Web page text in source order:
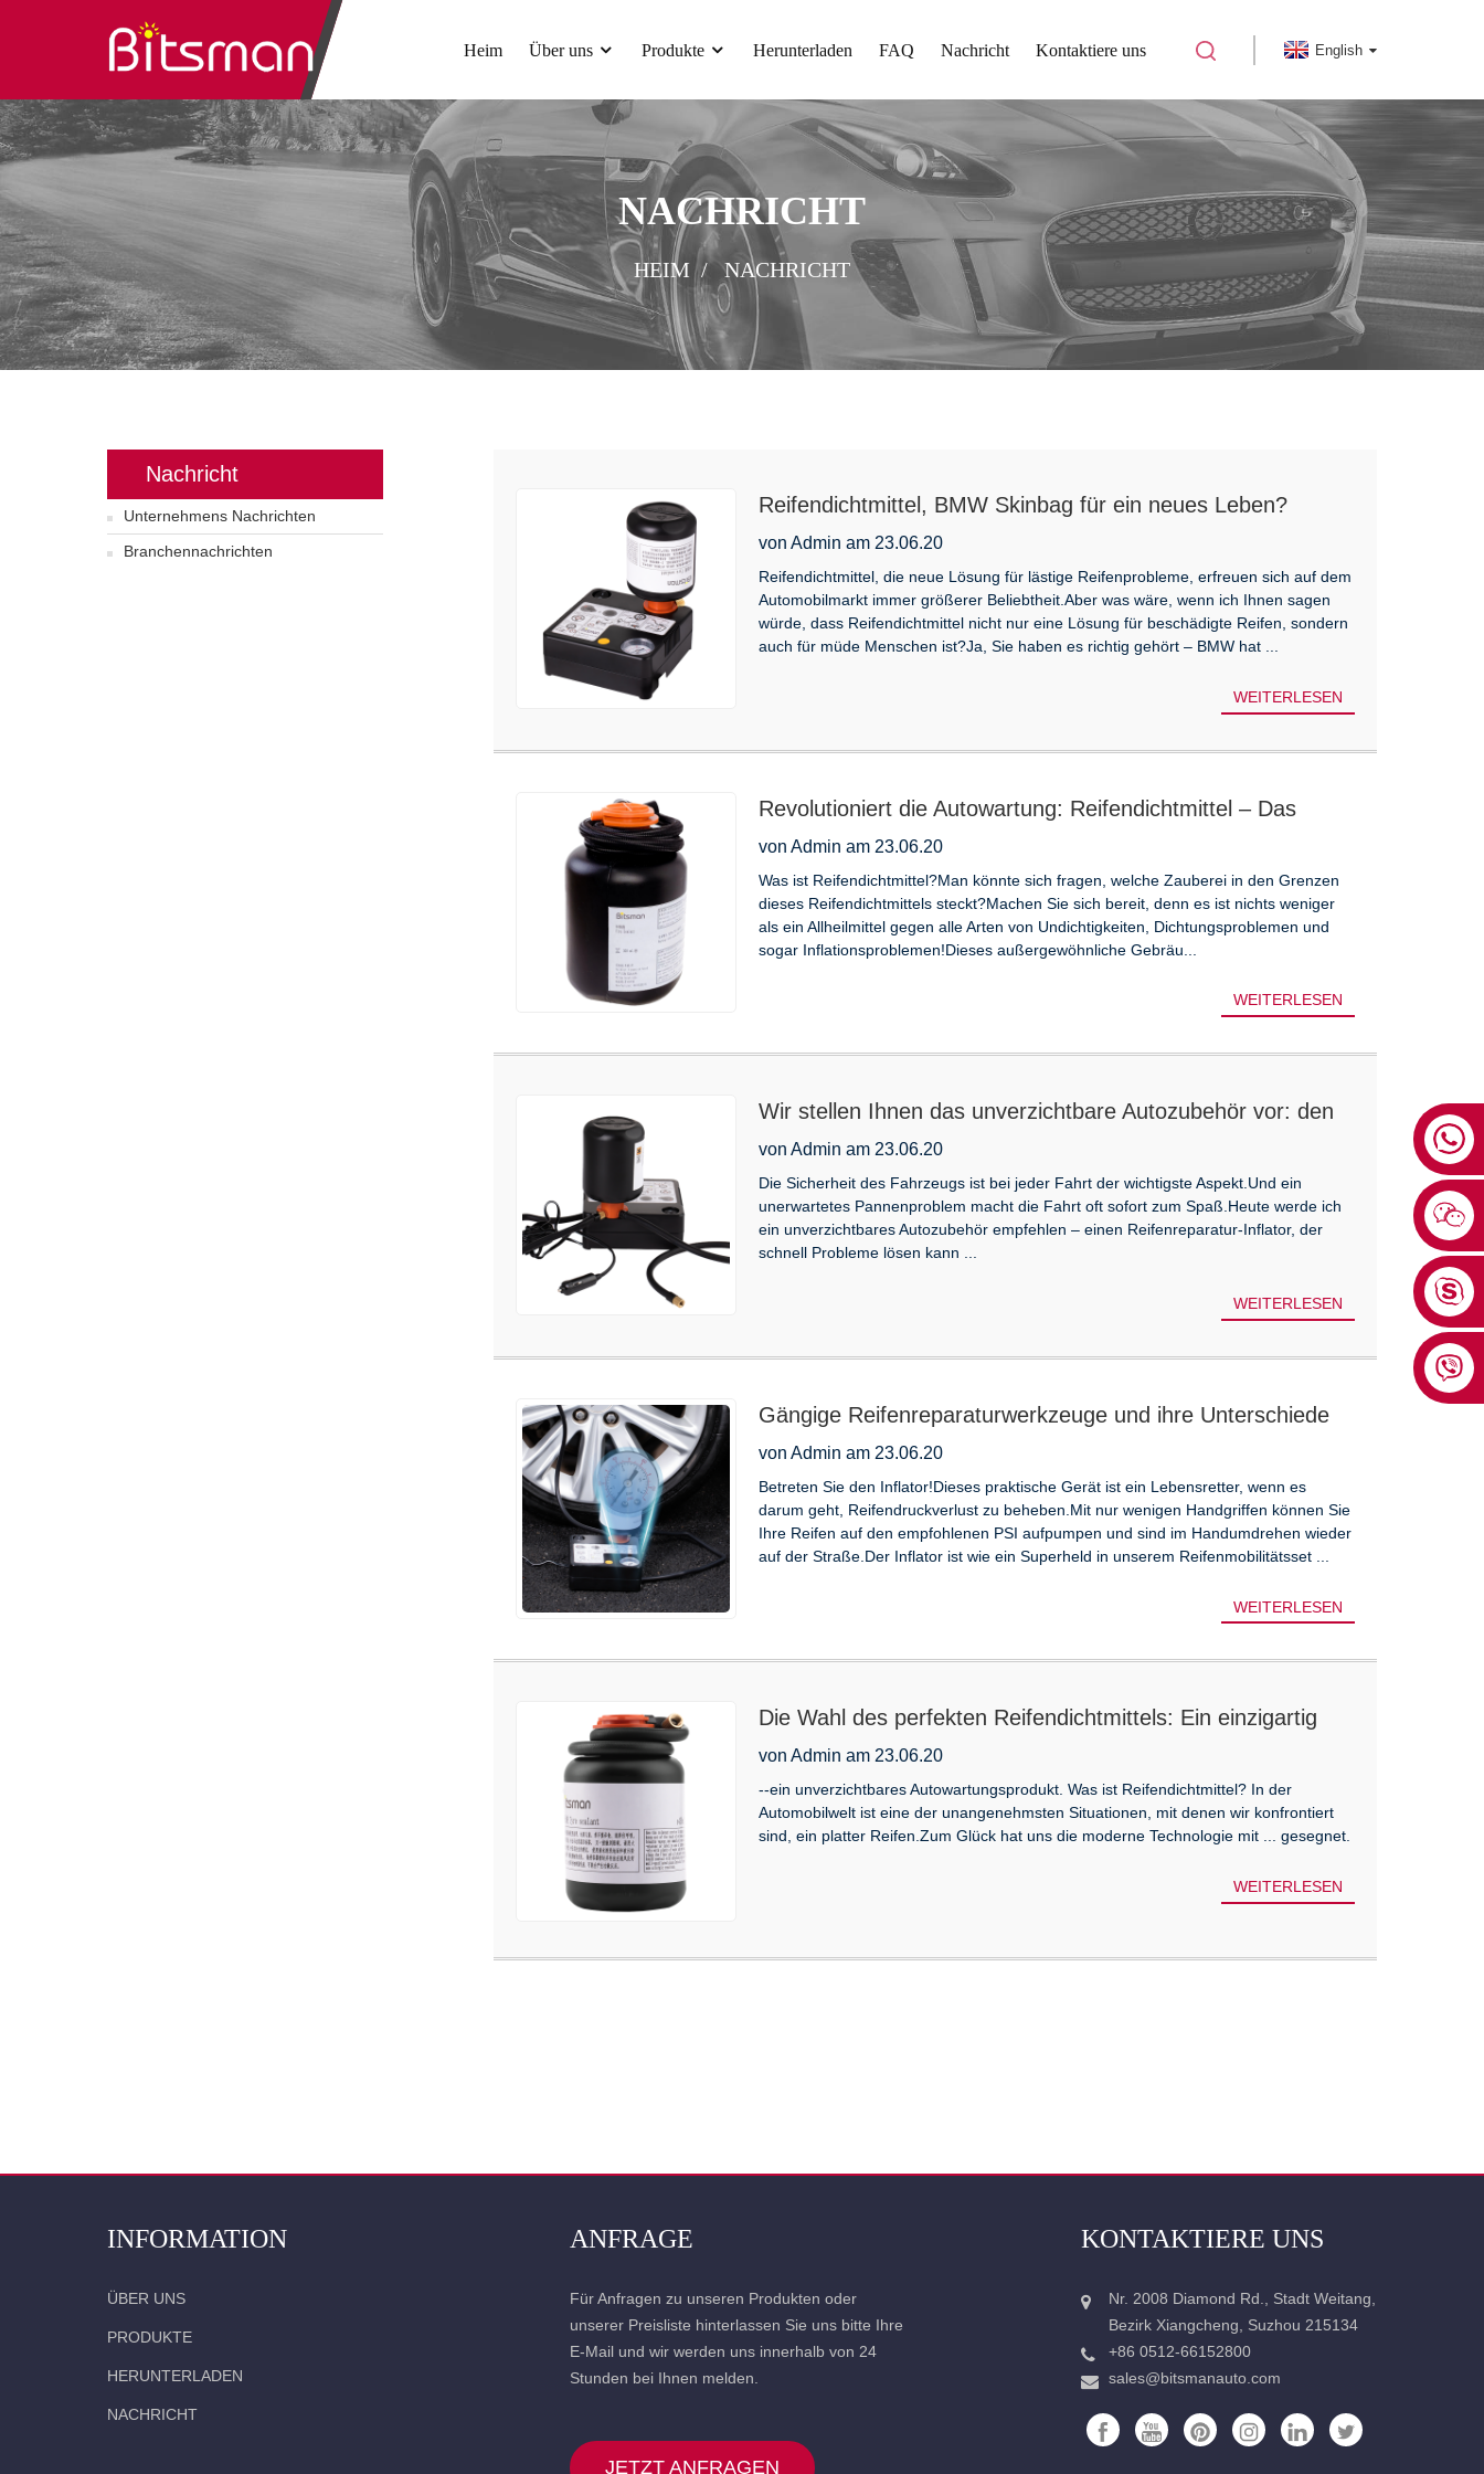
Heim Über uns Produkte Herunterladen FAQ Nachricht Kontaktiere uns English
NACHRICHT
HEIM NACHRICHT
Nachricht
Unternehmens Nachrichten
Branchennachrichten
Reifendichtmittel, BMW Skinbag für ein neues Leben?
von Admin am 23.06.20
Reifendichtmittel, die neue Lösung für lästige Reifenprobleme, erfreuen sich auf dem
Automobilmarkt immer größerer Beliebtheit.Aber was wäre, wenn ich Ihnen sagen
würde, dass Reifendichtmittel nicht nur eine Lösung für beschädigte Reifen, sondern
auch für müde Menschen ist?Ja, Sie haben es richtig gehört – BMW hat ...
WEITERLESEN
Revolutioniert die Autowartung: Reifendichtmittel – Das
magische Elixier für Autoreifen!
von Admin am 23.06.20
Was ist Reifendichtmittel?Man könnte sich fragen, welche Zauberei in den Grenzen
dieses Reifendichtmittels steckt?Machen Sie sich bereit, denn es ist nichts weniger
als ein Allheilmittel gegen alle Arten von Undichtigkeiten, Dichtungsproblemen und
sogar Inflationsproblemen!Dieses außergewöhnliche Gebräu...
WEITERLESEN
Wir stellen Ihnen das unverzichtbare Autozubehör vor: den
Reifenreparatur-Inflator
von Admin am 23.06.20
Die Sicherheit des Fahrzeugs ist bei jeder Fahrt der wichtigste Aspekt.Und ein
unerwartetes Pannenproblem macht die Fahrt oft sofort zum Spaß.Heute werde ich
ein unverzichtbares Autozubehör empfehlen – einen Reifenreparatur-Inflator, der
schnell Probleme lösen kann ...
WEITERLESEN
Gängige Reifenreparaturwerkzeuge und ihre Unterschiede
von Admin am 23.06.20
Betreten Sie den Inflator!Dieses praktische Gerät ist ein Lebensretter, wenn es
darum geht, Reifendruckverlust zu beheben.Mit nur wenigen Handgriffen können Sie
Ihre Reifen auf den empfohlenen PSI aufpumpen und sind im Handumdrehen wieder
auf der Straße.Der Inflator ist wie ein Superheld in unserem Reifenmobilitätsset ...
WEITERLESEN
Die Wahl des perfekten Reifendichtmittels: Ein einzigartig
humorvoller Leitfaden
von Admin am 23.06.20
--ein unverzichtbares Autowartungsprodukt. Was ist Reifendichtmittel? In der
Automobilwelt ist eine der unangenehmsten Situationen, mit denen wir konfrontiert
sind, ein platter Reifen.Zum Glück hat uns die moderne Technologie mit ... gesegnet.
WEITERLESEN
INFORMATION
ÜBER UNS
PRODUKTE
HERUNTERLADEN
NACHRICHT
ANFRAGE
Für Anfragen zu unseren Produkten oder
unserer Preisliste hinterlassen Sie uns bitte Ihre
E-Mail und wir werden uns innerhalb von 24
Stunden bei Ihnen melden.
JETZT ANFRAGEN
KONTAKTIERE UNS
Nr. 2008 Diamond Rd., Stadt Weitang,
Bezirk Xiangcheng, Suzhou 215134
+86 0512-66152800
sales@bitsmanauto.com